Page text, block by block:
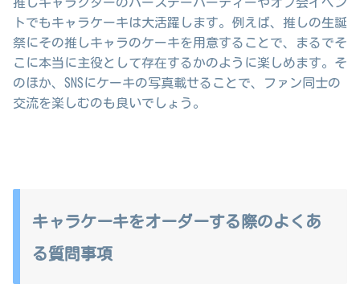
推しキャラクターのバースデーパーティーやオフ会イベン
トでもキャラケーキは大活躍します。例えば、推しの生誕
祭にその推しキャラのケーキを用意することで、まるでそ
こに本当に主役として存在するかのように楽しめます。そ
のほか、SNSにケーキの写真載せることで、ファン同士の
交流を楽しむのも良いでしょう。
キャラケーキをオーダーする際のよくあ
る質問事項